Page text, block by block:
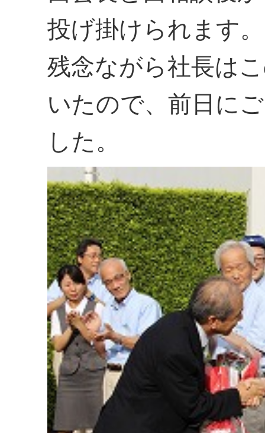
投げ掛けられます。
残念ながら社長は
いたので、前日に
した。